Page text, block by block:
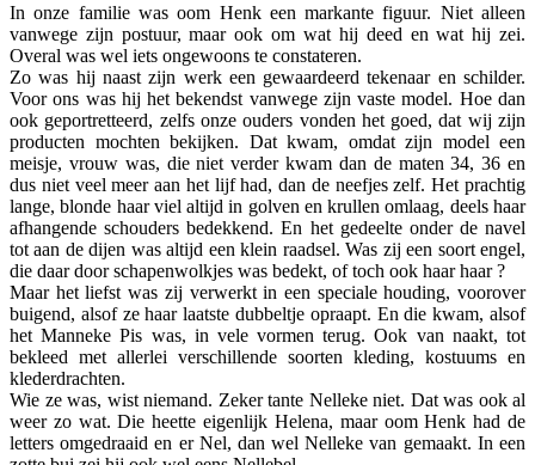
In onze familie was oom Henk een markante figuur. Niet alleen
vanwege zijn postuur, maar ook om wat hij deed en wat hij zei.
Overal was wel iets ongewoons te constateren.
Zo was hij naast zijn werk een gewaardeerd tekenaar en schilder.
Voor ons was hij het bekendst vanwege zijn vaste model. Hoe dan
ook geportretteerd, zelfs onze ouders vonden het goed, dat wij zijn
producten mochten bekijken. Dat kwam, omdat zijn model een
meisje, vrouw was, die niet verder kwam dan de maten 34, 36 en
dus niet veel meer aan het lijf had, dan de neefjes zelf. Het prachtig
lange, blonde haar viel altijd in golven en krullen omlaag, deels haar
afhangende schouders bedekkend. En het gedeelte onder de navel
tot aan de dijen was altijd een klein raadsel. Was zij een soort engel,
die daar door schapenwolkjes was bedekt, of toch ook haar haar ?
Maar het liefst was zij verwerkt in een speciale houding, voorover
buigend, alsof ze haar laatste dubbeltje opraapt. En die kwam, alsof
het Manneke Pis was, in vele vormen terug. Ook van naakt, tot
bekleed met allerlei verschillende soorten kleding, kostuums en
klederdrachten.
Wie ze was, wist niemand. Zeker tante Nelleke niet. Dat was ook al
weer zo wat. Die heette eigenlijk Helena, maar oom Henk had de
letters omgedraaid en er Nel, dan wel Nelleke van gemaakt. In een